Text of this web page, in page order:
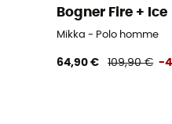
Bogner Fire + Ice
Mikka - Polo homme
64,90 € 109,90 € -